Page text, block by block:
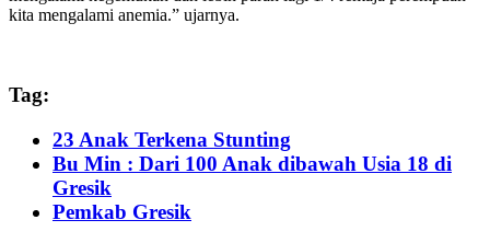
kita mengalami anemia.” ujarnya.
Tag:
23 Anak Terkena Stunting
Bu Min : Dari 100 Anak dibawah Usia 18 di
Gresik
Pemkab Gresik